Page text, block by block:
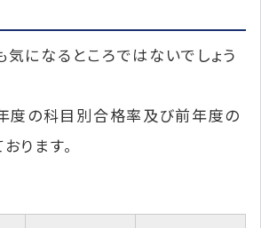
になるところではないでしょう
度の科目別合格率及び前年度の
ります。